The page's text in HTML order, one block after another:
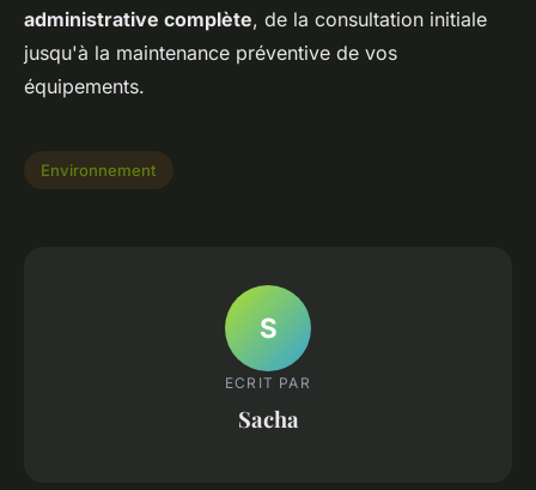
administrative complète, de la consultation initiale
jusqu'à la maintenance préventive de vos
équipements.
Environnement
S
ECRIT PAR
Sacha